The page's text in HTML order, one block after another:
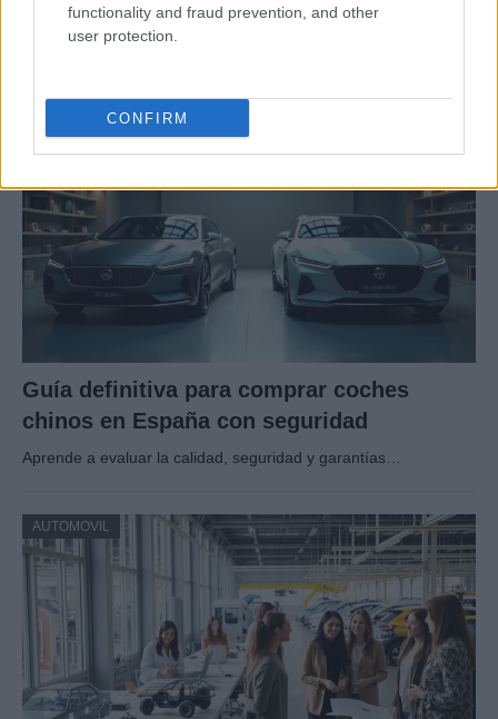
functionality and fraud prevention, and other
user protection.
CONFIRM
Los coches más buscados
AUTOMOVIL
Guía definitiva para comprar coches
chinos en España con seguridad
Aprende a evaluar la calidad, seguridad y garantías…
AUTOMOVIL